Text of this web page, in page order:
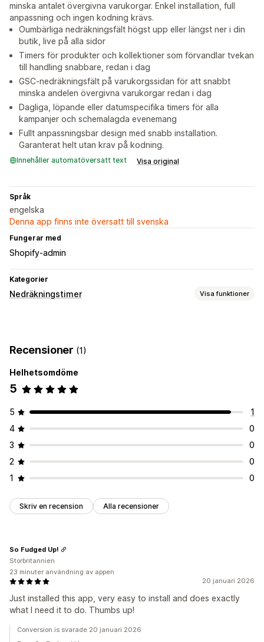
minska antalet övergivna varukorgar. Enkel installation, full
anpassning och ingen kodning krävs.
Oumbärliga nedräkningsfält högst upp eller längst ner i din
butik, live på alla sidor
Timers för produkter och kollektioner som förvandlar tvekan
till handling snabbare, redan i dag
GSC-nedräkningsfält på varukorgssidan för att snabbt
minska andelen övergivna varukorgar redan i dag
Dagliga, löpande eller datumspecifika timers för alla
kampanjer och schemalagda evenemang
Fullt anpassningsbar design med snabb installation.
Garanterat helt utan krav på kodning.
Innehåller automatöversatt text Visa original
Språk
engelska
Denna app finns inte översatt till svenska
Fungerar med
Shopify-admin
Kategorier
Nedräkningstimer Visa funktioner
Anpassad position
Varukorgssida
Alternativ för tajming
Engångshändelse
Timer-typ
Dagliga erbjudanden
Butiklansering
Recensioner (1)
Helhetsomdöme
5
5
1
4
0
3
0
2
0
1
0
Skriv en recension Alla recensioner
20 januari 2026
Just installed this app, very easy to install and does exactly
what I need it to do. Thumbs up!
So Fudged Up!
Storbritannien
23 minuter användning av appen
Conversion.is svarade 20 januari 2026